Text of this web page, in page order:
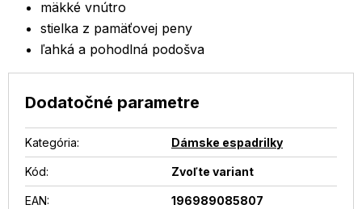
mäkké vnútro
stielka z pamäťovej peny
ľahká a pohodlná podošva
Dodatočné parametre
Kategória: Dámske espadrilky
Kód: Zvoľte variant
EAN: 196989085807